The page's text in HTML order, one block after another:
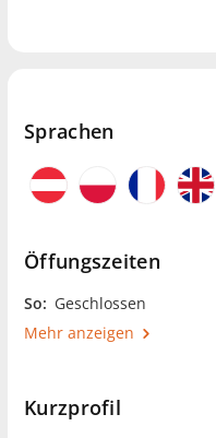
Sprachen
Öffungszeiten
So: Geschlossen
Mehr anzeigen
Kurzprofil